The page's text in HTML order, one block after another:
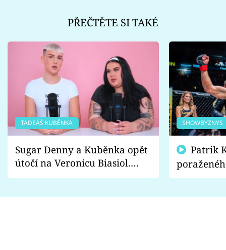
PŘEČTĚTE SI TAKÉ
TADEÁŠ KUBĚNKA
Sugar Denny a Kuběnka opět
útočí na Veronicu Biasiol.
Proč je podle nich falešná a
SHOWBYZNYS
fanoušci